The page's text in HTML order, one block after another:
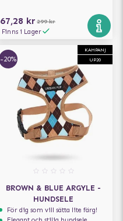
67,28 kr 299 kr
Finns i Lager
KAMPANJ
UP20
-20%
BROWN & BLUE ARGYLE -
HUNDSELE
För dig som vill sätta lite färg!